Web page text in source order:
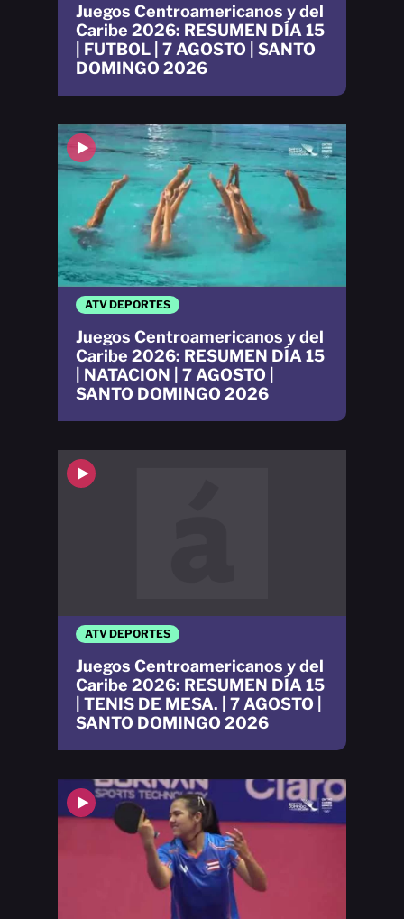
Juegos Centroamericanos y del
Caribe 2026: RESUMEN DÍA 15
| FUTBOL | 7 AGOSTO | SANTO
DOMINGO 2026
ATV DEPORTES
Juegos Centroamericanos y del
Caribe 2026: RESUMEN DÍA 15
| TENIS DE MESA. | 7 AGOSTO |
SANTO DOMINGO 2026
ATV DEPORTES
Juegos Centroamericanos y del
Caribe 2026: RESUMEN DÍA 15
| NATACION | 7 AGOSTO |
SANTO DOMINGO 2026